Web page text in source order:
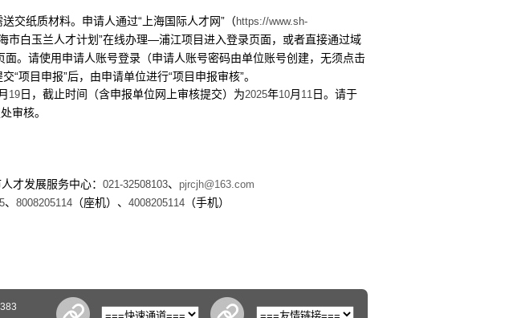
交纸质材料。申请人通过“上海国际人才网”（https://www.sh-
白玉兰人才计划”在线办理—浦江项目进入登录页面，或者直接通过域
面。请使用申请人账号登录（申请人账号密码由单位账号创建，无须点击
“项目申报”后，由申请单位进行“项目申报审核”。
月 19 日，截止时间（含申报单位网上审核提交）为2025年10月 11 日。请于
审核。
才发展服务中心： 021-32508103、 pjrcjh@163.com
、 8008205114 （座机）、 4008205114 （手机）